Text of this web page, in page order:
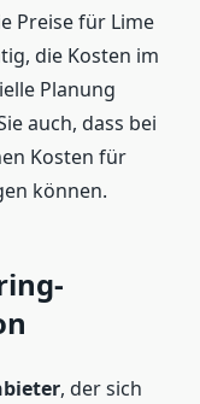
Preise für Lime
die Kosten im
Planung
auch, dass bei
Kosten für
können.
, der sich